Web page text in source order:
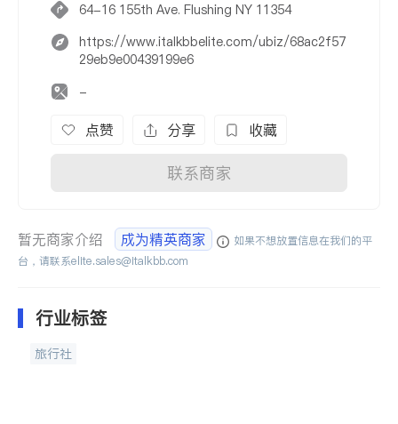
64-16 155th Ave. Flushing NY 11354
https://www.italkbbelite.com/ubiz/68ac2f57
29eb9e00439199e6
-
点赞 分享 收藏
联系商家
暂无商家介绍 成为精英商家
如果不想放置信息在我们的平
台，请联系elite.sales@italkbb.com
行业标签
旅行社